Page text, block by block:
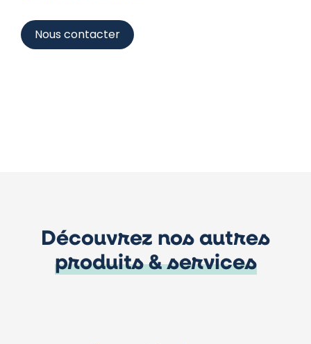
Nous contacter
Découvrez nos autres
produits & services